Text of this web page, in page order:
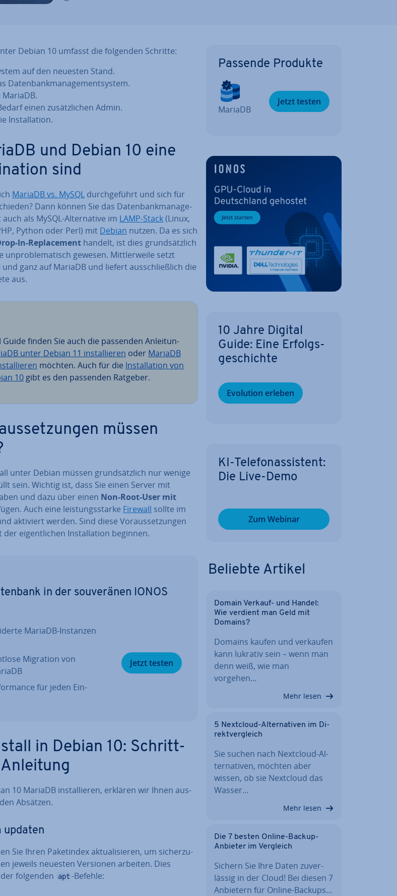
Debian 10 umfasst die folgenden Schritte:
auf den neuesten Stand.
Da­ten­bank­ma­nage­ment­sys­tem.
einen zu­sätz­li­chen Admin.
In­stal­la­ti­on.
und Debian 10 eine
sind
MariaDB vs. MySQL durch­ge­führt und sich für
Dann können Sie das Da­ten­bank­ma­nage­
als MySQL-Al­ter­na­ti­ve im LAMP-Stack(Linux,
Python oder Perl) mit Debian nutzen. Da es sich
In-Re­pla­ce­ment handelt, ist dies grund­sätz­lich
un­pro­ble­ma­tisch gewesen. Mitt­ler­wei­le setzt
ganz auf MariaDB und liefert aus­schließ­lich die
aus.
finden Sie auch die passenden An­lei­tun­
unter Debian 11 in­stal­lie­ren oder MariaDB
möchten. Auch für die In­stal­la­ti­on von
10 gibt es den passenden Ratgeber.
müssen
unter Debian müssen grund­sätz­lich nur wenige
sein. Wichtig ist, dass Sie einen Server mit
und dazu über einen Non-Root-User mit
Auch eine leis­tungs­star­ke Firewall sollte im
aktiviert werden. Sind diese Vor­aus­set­zun­gen
der ei­gent­li­chen In­stal­la­ti­on beginnen.
in der sou­ve­rä­nen IONOS
MariaDB-Instanzen
Migration von
für jeden Ein­
Jetzt testen
in Debian 10: Schritt-
10 MariaDB in­stal­lie­ren, erklären wir Ihnen aus­
Absätzen.
updaten
Sie Ihren Pa­ke­t­in­dex ak­tua­li­sie­ren, um si­cher­zu­
jeweils neuesten Versionen arbeiten. Dies
folgenden
apt -Befehle:
Passende Produkte
MariaDB
Jetzt testen
10 Jahre Digital
Guide: Eine Er­folgs­
ge­schich­te
Evolution erleben
KI-Te­le­fon­as­sis­tent:
Die Live-Demo
Zum Webinar
Beliebte Artikel
Domain Verkauf- und Handel:
Wie verdient man Geld mit
Domains?
Domains kaufen und verkaufen
kann lukrativ sein – wenn man
denn weiß, wie man
vorgehen…
Mehr lesen
5 Nextcloud-Al­ter­na­ti­ven im Di­
rekt­ver­gleich
Sie suchen nach Nextcloud-Al­
ter­na­ti­ven, möchten aber
wissen, ob sie Nextcloud das
Wasser…
Mehr lesen
Die 7 besten Online-Backup-
Anbieter im Vergleich
Sichern Sie Ihre Daten zu­ver­
läs­sig in der Cloud! Bei diesen 7
Anbietern für Online-Backups…